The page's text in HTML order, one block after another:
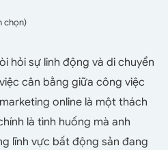
chọn)
hỏi sự linh động và di chuyển
cân bằng giữa công việc
online là một thách
là tình huống mà anh
lĩnh vực bất động sản đang